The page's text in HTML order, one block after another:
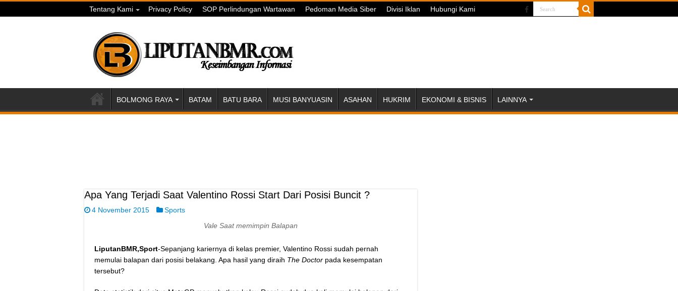
Tentang Kami Privacy Policy SOP Perlindungan Wartawan Pedoman Media Siber Divisi Iklan Hubungi Kami
BOLMONG RAYA BATAM BATU BARA MUSI BANYUASIN ASAHAN HUKRIM EKONOMI & BISNIS LAINNYA
Apa Yang Terjadi Saat Valentino Rossi Start Dari Posisi Buncit ?
4 November 2015
Sports
Vale Saat memimpin Balapan
LiputanBMR,Sport-Sepanjang kariernya di kelas premier, Valentino Rossi sudah pernah
memulai balapan dari posisi belakang. Apa hasil yang diraih The Doctor pada kesempatan
tersebut?